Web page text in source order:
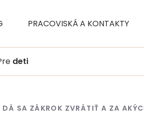
PRACOVISKÁ A KONTAKTY
deti
DÁ SA ZÁKROK ZVRÁTIŤ A ZA